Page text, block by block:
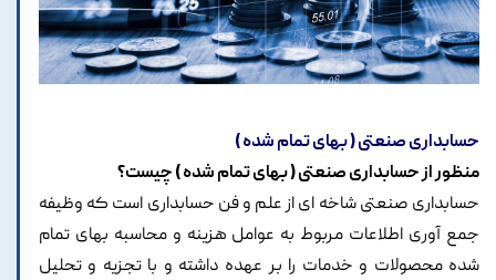
حسابداری صنعتی ( بهای تمام شده )
منظور از حسابداری صنعتی ( بهای تمام شده ) چیست؟
حسابداری صنعتی شاخه ای از علم و فن حسابداری است که وظیفه
جمع آوری اطلاعات مربوط به عوامل هزینه و محاسبه بهای تمام
شده محصولات و خدمات را بر عهده داشته و با تجزیه و تحلیل